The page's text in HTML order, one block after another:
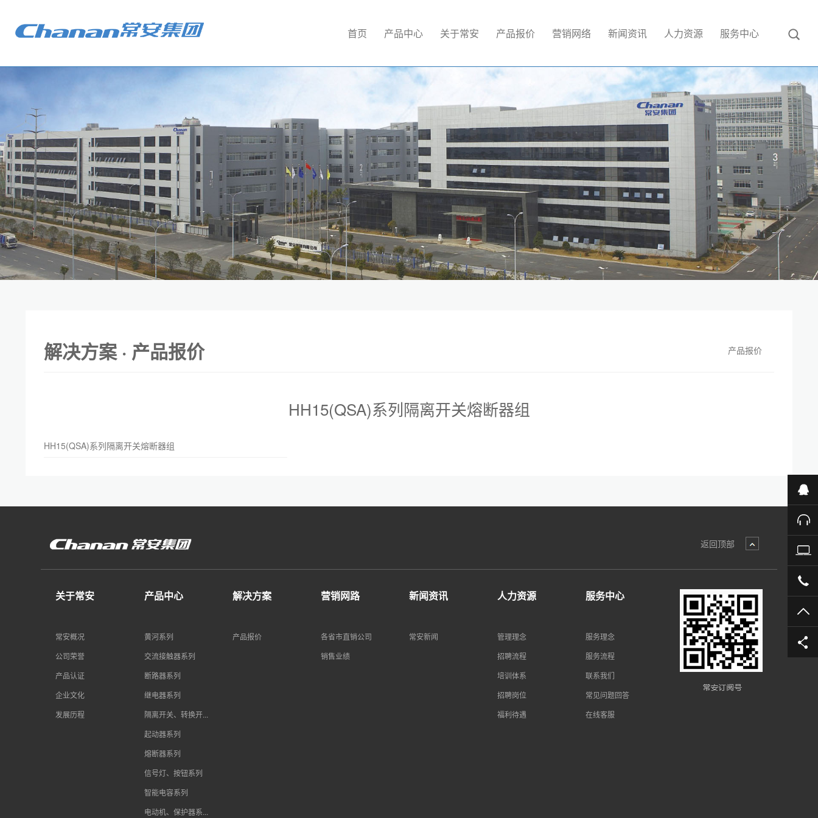
首页 产品中心 关于常安 产品报价 营销网络 新闻资讯 人力资源 服务中心
解决方案 · 产品报价 产品报价
HH15(QSA)系列隔离开关熔断器组
HH15(QSA)系列隔离开关熔断器组
返回顶部
关于常安
常安概况
公司荣誉
产品认证
企业文化
发展历程
产品中心
黄河系列
交流接触器系列
断路器系列
继电器系列
隔离开关、转换开...
起动器系列
熔断器系列
信号灯、按钮系列
智能电容系列
电动机、保护器系...
解决方案
产品报价
营销网路
各省市直销公司
销售业绩
新闻资讯
常安新闻
人力资源
管理理念
招聘流程
培训体系
招聘岗位
福利待遇
服务中心
服务理念
服务流程
联系我们
常见问题回答
在线客服
业
售
公